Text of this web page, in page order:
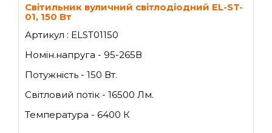
Світильник вуличний світлодіодний EL-ST-
01, 150 Вт
Артикул : ELST01150
Номін.напруга - 95-265В
Потужність - 150 Вт.
Світловий потік - 16500 Лм.
Температура - 6400 К